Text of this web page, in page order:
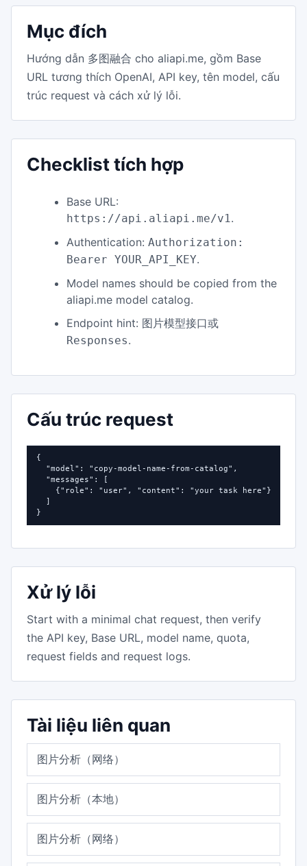
Mục đích
Hướng dẫn 多图融合 cho aliapi.me, gồm Base
URL tương thích OpenAI, API key, tên model, cấu
trúc request và cách xử lý lỗi.
Checklist tích hợp
Base URL:
https://api.aliapi.me/v1.
Authentication: Authorization:
Bearer YOUR_API_KEY.
Model names should be copied from the
aliapi.me model catalog.
Endpoint hint: 图片模型接口或
Responses.
Cấu trúc request
{
  "model": "copy-model-name-from-catalog",
  "messages": [
    {"role": "user", "content": "your task here"}
  ]
}
Xử lý lỗi
Start with a minimal chat request, then verify
the API key, Base URL, model name, quota,
request fields and request logs.
Tài liệu liên quan
图片分析（网络）
图片分析（本地）
图片分析（网络）